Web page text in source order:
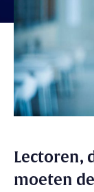
Lectoren,
moeten